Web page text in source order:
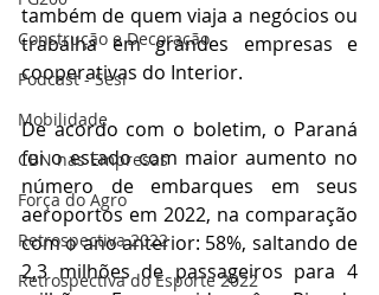
Construção e Decoração
Podcast - Sesi
Mobilidade
CBN nas Empresas
Força do Agro
Retrospectiva 2022
Retrospectiva do Esporte 2022
também de quem viaja a negócios ou
trabalha em grandes empresas e
cooperativas do Interior.
De acordo com o boletim, o Paraná
foi o estado com maior aumento no
número de embarques em seus
aeroportos em 2022, na comparação
com o ano anterior: 58%, saltando de
2,3 milhões de passageiros para 4